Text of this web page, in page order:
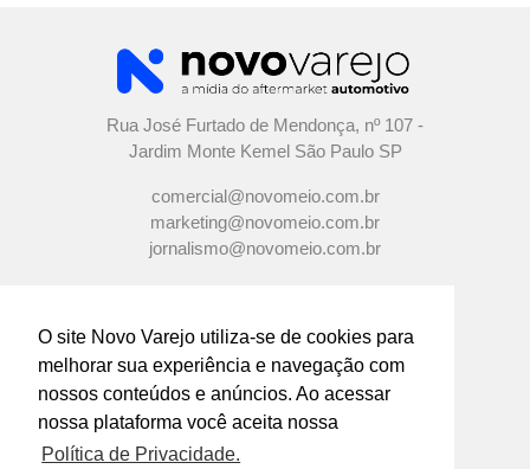
O site Novo Varejo utiliza-se de cookies para
melhorar sua experiência e navegação com
nossos conteúdos e anúncios. Ao acessar
nossa plataforma você aceita nossa
Política de Privacidade.
Rua José Furtado de Mendonça, nº 107 -
Jardim Monte Kemel São Paulo SP
comercial@novomeio.com.br
marketing@novomeio.com.br
jornalismo@novomeio.com.br
CONFIRA AS NOSSAS REDES
SOCIAIS